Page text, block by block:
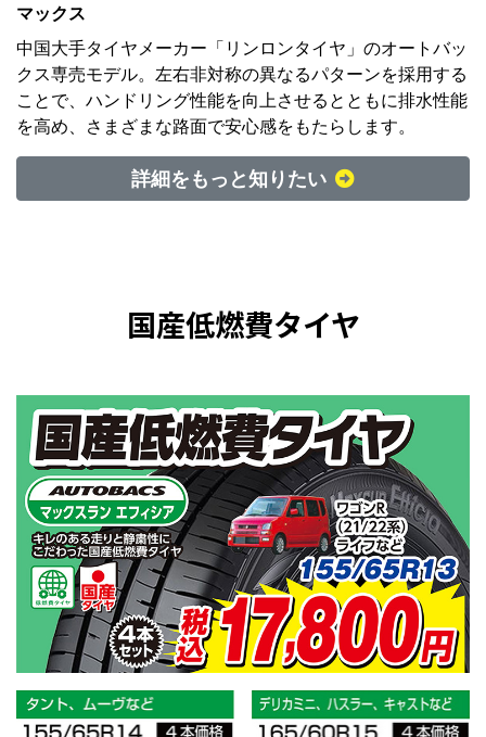
マックス
中国大手タイヤメーカー「リンロンタイヤ」のオートバッ
クス専売モデル。左右非対称の異なるパターンを採用する
ことで、ハンドリング性能を向上させるとともに排水性能
を高め、さまざまな路面で安心感をもたらします。
詳細をもっと知りたい
国産低燃費タイヤ